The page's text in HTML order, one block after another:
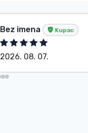
Bez imena Kupac
2026. 08. 07.